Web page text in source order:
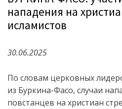
нападения на
исламистов
30.06.2025
По словам церковных
из Буркина-Фасо, случаи
повстанцев на христиан